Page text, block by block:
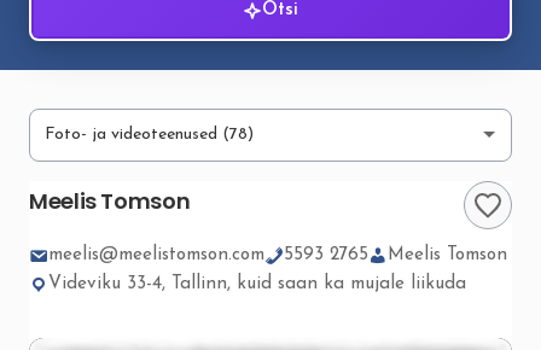
Otsi
Meelis Tomson
meelis@meelistomson.com 5593 2765
Meelis Tomson
Videviku 33-4, Tallinn, kuid saan ka mujale liikuda